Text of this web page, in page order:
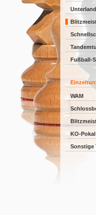
Fußball-
WAM
KO-Pokal
Sonstige